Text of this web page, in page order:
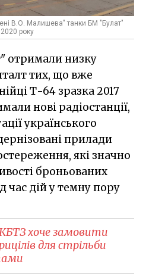
В.О. Малишева" танки БМ "Булат"
року
отримали низку
тих, що вже
Т-64 зразка 2017
нові радіостанції,
українського
прилади
які значно
броньованих
час дій у темну пору
хоче замовити
для стрільби